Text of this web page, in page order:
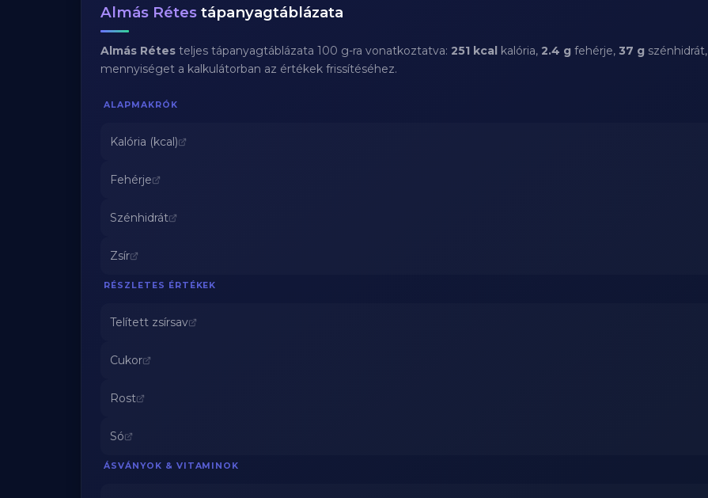
Almás Rétes tápanyagtáblázata
Almás Rétes teljes tápanyagtáblázata 100 g-ra vonatkoztatva: 251 kcal kalória, 2.4 g fehérje, 37 g szénhidrát,
mennyiséget a kalkulátorban az értékek frissítéséhez.
ALAPMAKRÓK
Kalória (kcal)
Fehérje
Szénhidrát
Zsír
RÉSZLETES ÉRTÉKEK
Telített zsírsav
Cukor
Rost
Só
ÁSVÁNYOK & VITAMINOK